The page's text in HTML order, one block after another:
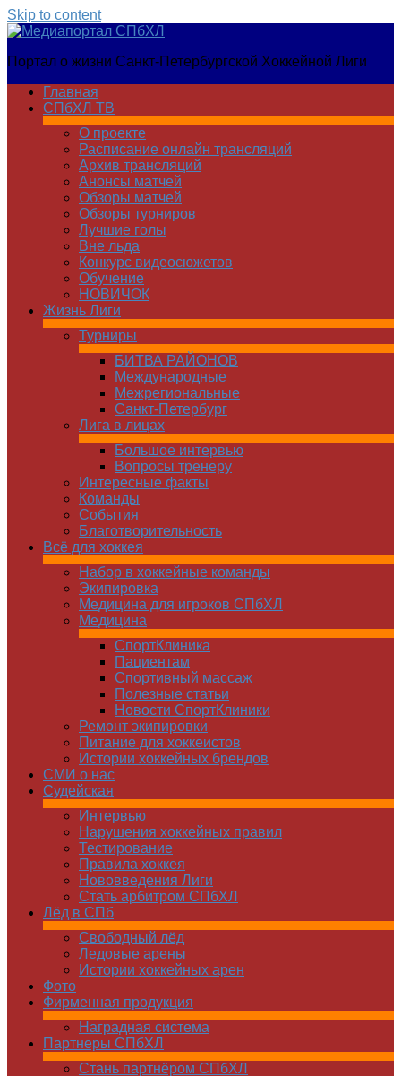
Skip to content
Медиапортал
Портал о жизни Санкт-Петербургской Хоккейной Лиги
Главная
СПбХЛ ТВ
О проекте
Расписание онлайн трансляций
Архив трансляций
Анонсы матчей
Обзоры матчей
Обзоры турниров
Лучшие голы
Вне льда
Конкурс видеосюжетов
Обучение
НОВИЧОК
Жизнь Лиги
Турниры
БИТВА РАЙОНОВ
Международные
Межрегиональные
Санкт-Петербург
Лига в лицах
Большое интервью
Вопросы тренеру
Интересные факты
Команды
Cобытия
Благотворительность
Всё для хоккея
Набор в хоккейные команды
Экипировка
Медицина для игроков СПбХЛ
Медицина
СпортКлиника
Пациентам
Спортивный массаж
Полезные статьи
Новости СпортКлиники
Ремонт экипировки
Питание для хоккеистов
Истории хоккейных брендов
СМИ о нас
Судейская
Интервью
Нарушения хоккейных правил
Тестирование
Правила хоккея
Нововведения Лиги
Стать арбитром СПбХЛ
Лёд в СПб
Свободный лёд
Ледовые арены
Истории хоккейных арен
Фото
Фирменная продукция
Наградная система
Партнеры СПбХЛ
Стань партнёром СПбХЛ